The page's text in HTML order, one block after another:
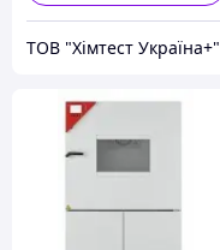
ТОВ "Хімтест Україна+"